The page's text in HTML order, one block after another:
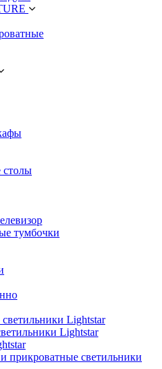
тумбочки
Lightstar
Lightstar
прикроватные светильники